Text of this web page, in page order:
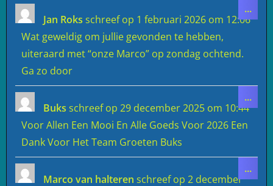
gastenboek-
lijst
Jan Roks schreef op 1 februari 2026 om 12:06
Wat geweldig om jullie gevonden te hebben,
uiteraard met “onze Marco” op zondag ochtend.
Ga zo door
...
deze
Buks schreef op 29 december 2025 om 10:44
Voor Allen Een Mooi En Alle Goeds Voor 2026 Een
Dank Voor Het Team Groeten Buks
...
deze
Marco van halteren schreef op 2 december
...
deze